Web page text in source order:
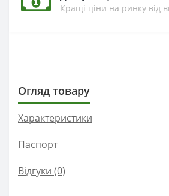
Кращі ціни на ринку від
Огляд товару
Характеристики
Паспорт
Відгуки (0)